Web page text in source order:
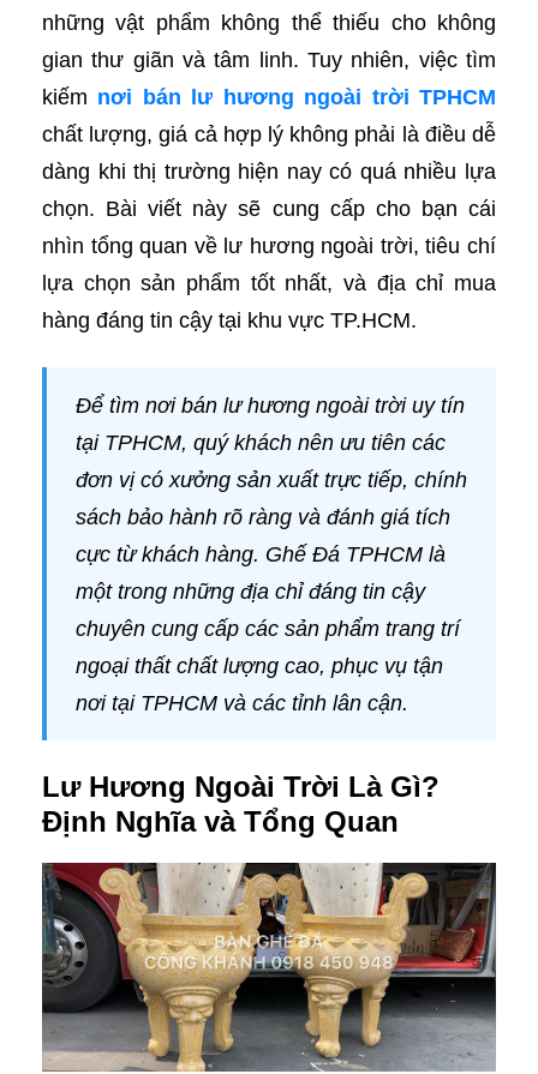
những vật phẩm không thể thiếu cho không
gian thư giãn và tâm linh. Tuy nhiên, việc tìm
kiếm nơi bán lư hương ngoài trời TPHCM
chất lượng, giá cả hợp lý không phải là điều dễ
dàng khi thị trường hiện nay có quá nhiều lựa
chọn. Bài viết này sẽ cung cấp cho bạn cái
nhìn tổng quan về lư hương ngoài trời, tiêu chí
lựa chọn sản phẩm tốt nhất, và địa chỉ mua
hàng đáng tin cậy tại khu vực TP.HCM.
Để tìm nơi bán lư hương ngoài trời uy tín
tại TPHCM, quý khách nên ưu tiên các
đơn vị có xưởng sản xuất trực tiếp, chính
sách bảo hành rõ ràng và đánh giá tích
cực từ khách hàng. Ghế Đá TPHCM là
một trong những địa chỉ đáng tin cậy
chuyên cung cấp các sản phẩm trang trí
ngoại thất chất lượng cao, phục vụ tận
nơi tại TPHCM và các tỉnh lân cận.
Lư Hương Ngoài Trời Là Gì?
Định Nghĩa và Tổng Quan